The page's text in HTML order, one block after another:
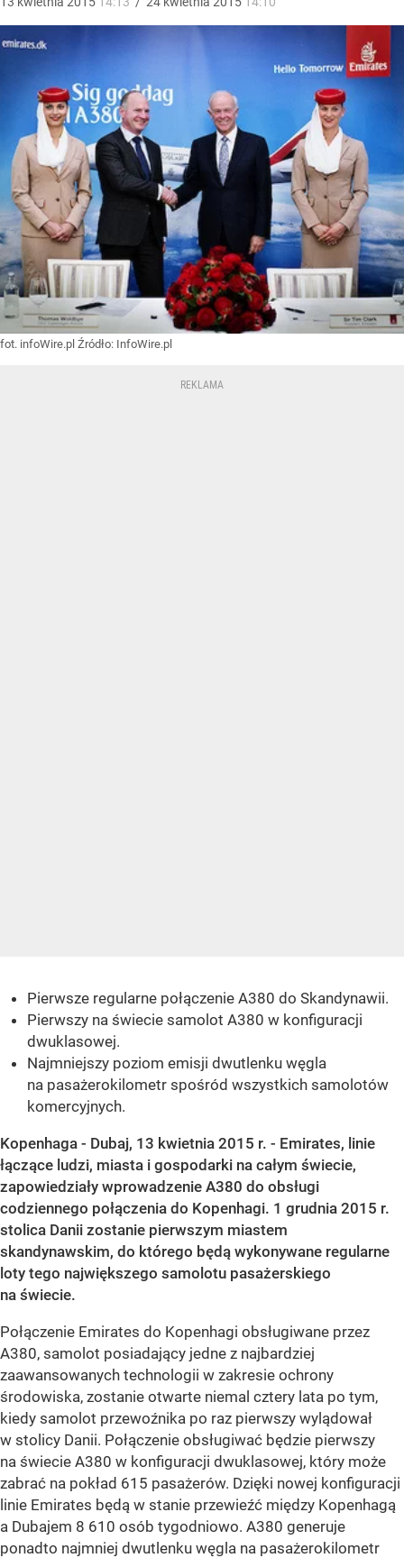
fot. infoWire.pl Źródło: InfoWire.pl
Pierwsze regularne połączenie A380 do Skandynawii.
Pierwszy na świecie samolot A380 w konfiguracji
dwuklasowej.
Najmniejszy poziom emisji dwutlenku węgla
na pasażerokilometr spośród wszystkich samolotów
komercyjnych.
Kopenhaga - Dubaj, 13 kwietnia 2015 r. - Emirates, linie
łączące ludzi, miasta i gospodarki na całym świecie,
zapowiedziały wprowadzenie A380 do obsługi
codziennego połączenia do Kopenhagi. 1 grudnia 2015 r.
stolica Danii zostanie pierwszym miastem
skandynawskim, do którego będą wykonywane regularne
loty tego największego samolotu pasażerskiego
na świecie.
Połączenie Emirates do Kopenhagi obsługiwane przez
A380, samolot posiadający jedne z najbardziej
zaawansowanych technologii w zakresie ochrony
środowiska, zostanie otwarte niemal cztery lata po tym,
kiedy samolot przewoźnika po raz pierwszy wylądował
w stolicy Danii. Połączenie obsługiwać będzie pierwszy
na świecie A380 w konfiguracji dwuklasowej, który może
zabrać na pokład 615 pasażerów. Dzięki nowej konfiguracji
linie Emirates będą w stanie przewieźć między Kopenhagą
a Dubajem 8 610 osób tygodniowo. A380 generuje
ponadto najmniej dwutlenku węgla na pasażerokilometr